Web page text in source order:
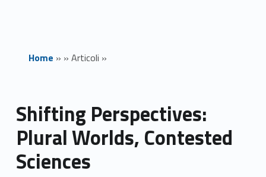
Home » » Articoli »
Shifting Perspectives:
Plural Worlds, Contested
Sciences